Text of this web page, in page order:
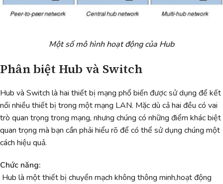
Một số mô hình hoạt động của Hub
Phân biệt Hub và Switch
Hub và Switch là hai thiết bị mạng phổ biến được sử dụng để kết
nối nhiều thiết bị trong một mạng LAN. Mặc dù cả hai đều có vai
trò quan trọng trong mạng, nhưng chúng có những điểm khác biệt
quan trọng mà bạn cần phải hiểu rõ để có thể sử dụng chúng một
cách hiệu quả.
Chức năng:
Hub là một thiết bị chuyển mạch không thông minh,hoạt động